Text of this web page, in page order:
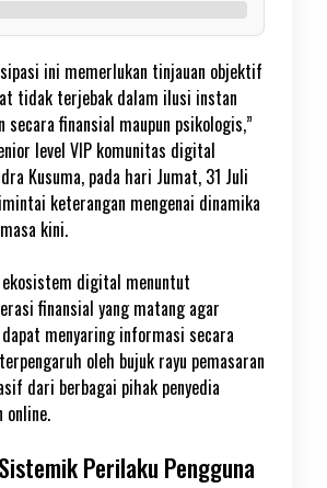
ini memerlukan tinjauan objektif
tidak terjebak dalam ilusi instan
secara finansial maupun psikologis,”
level VIP komunitas digital
Kusuma, pada hari Jumat, 31 Juli
keterangan mengenai dinamika
kini.
ekosistem digital menuntut
finansial yang matang agar
menyaring informasi secara
oleh bujuk rayu pemasaran
dari berbagai pihak penyedia
online.
Perilaku Pengguna